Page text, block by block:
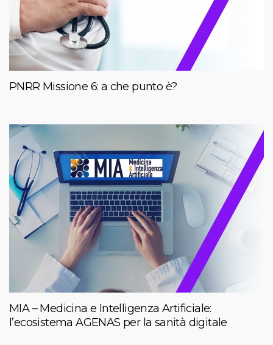
PNRR Missione 6: a che punto è?
MIA – Medicina e Intelligenza Artificiale:
l’ecosistema AGENAS per la sanità digitale